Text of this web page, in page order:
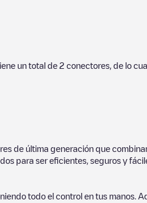
un total de 2 conectores, de lo
de última generación que
para ser eficientes, seguros y
todo el control en tus manos.